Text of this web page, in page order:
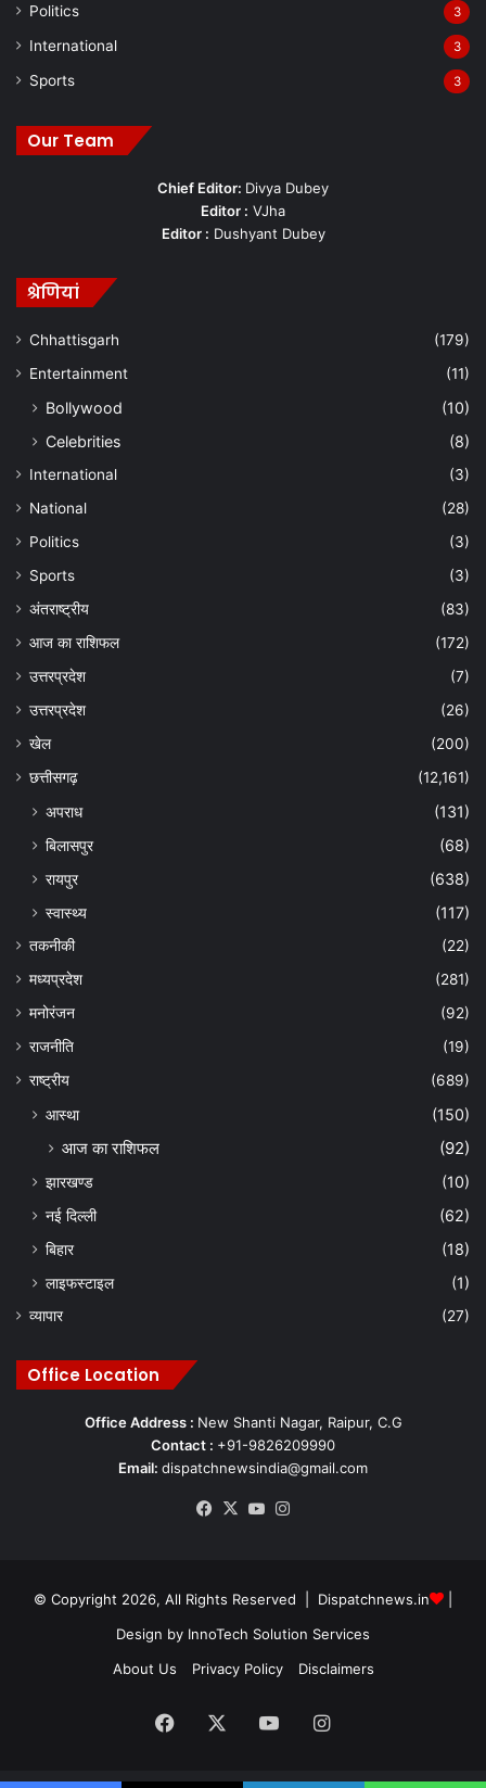
Politics 3
International 3
Sports 3
Our Team
Chief Editor: Divya Dubey
Editor : VJha
Editor : Dushyant Dubey
श्रेणियां
Chhattisgarh
(179)
Entertainment
(11)
Bollywood
(10)
Celebrities
(8)
International
(3)
National
(28)
Politics
(3)
Sports
(3)
अंतराष्ट्रीय
(83)
आज का राशिफल
(172)
उत्तरप्रदेश
(7)
उत्तरप्रदेश
(26)
खेल
(200)
छत्तीसगढ़
(12,161)
अपराध
(131)
बिलासपुर
(68)
रायपुर
(638)
स्वास्थ्य
(117)
तकनीकी
(22)
मध्यप्रदेश
(281)
मनोरंजन
(92)
राजनीति
(19)
राष्ट्रीय
(689)
आस्था (150)
आज का राशिफल (92)
झारखण्ड
(10)
नई दिल्ली
(62)
बिहार
(18)
लाइफस्टाइल
(1)
व्यापार (27)
Office Location
Office Address : New Shanti Nagar, Raipur, C.G
Contact : +91-9826209990
Email: dispatchnewsindia@gmail.com
Facebook
X YouTube
© Copyright 2026, All Rights Reserved | Dispatchnews.in
Design by InnoTech Solution Services
About Us
Privacy Policy Disclaimers
Facebook YouTubeInstagram